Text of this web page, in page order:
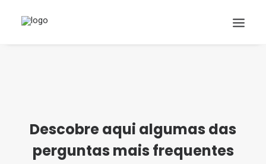
Descobre aqui algumas das
perguntas mais frequentes